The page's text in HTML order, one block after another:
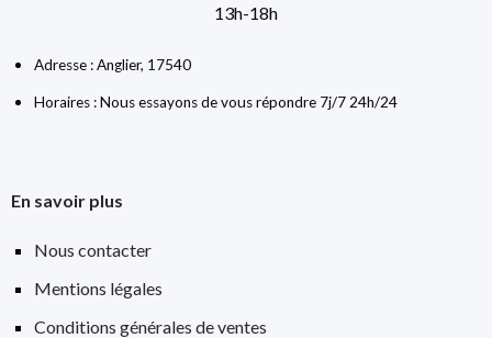
13h-18h
Adresse : Anglier, 17540
Horaires : Nous essayons de vous répondre 7j/7 24h/24
En savoir plus
Nous contacter
Mentions légales
Conditions générales de ventes